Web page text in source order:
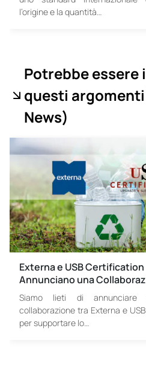
l’origine e la quantità…
Potrebbe essere
questi argomenti
News)
Externa e USB Certification
Annunciano una
Siamo lieti di annunciare
collaborazione tra Externa e
per supportare lo…